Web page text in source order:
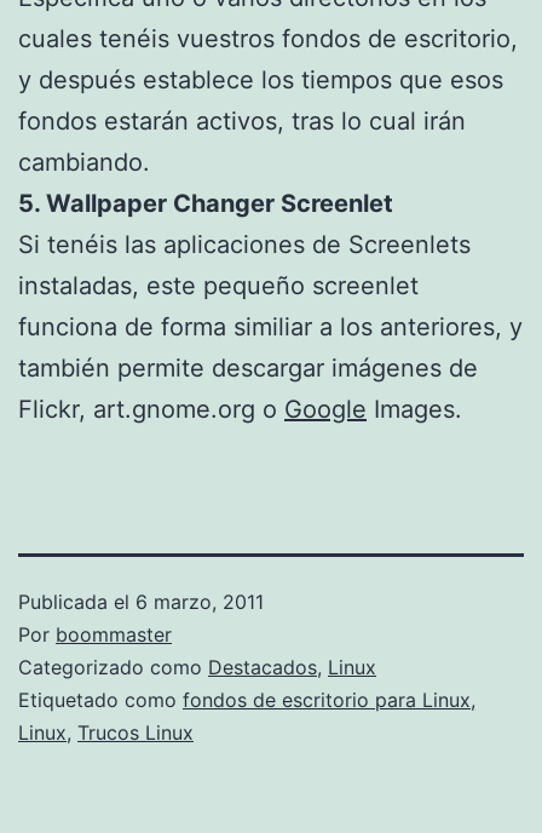
cuales tenéis vuestros fondos de escritorio,
y después establece los tiempos que esos
fondos estarán activos, tras lo cual irán
cambiando.
5. Wallpaper Changer Screenlet
Si tenéis las aplicaciones de Screenlets
instaladas, este pequeño screenlet
funciona de forma similiar a los anteriores, y
también permite descargar imágenes de
Flickr, art.gnome.org o Google Images.
Publicada el 6 marzo, 2011
Por boommaster
Categorizado como Destacados, Linux
Etiquetado como fondos de escritorio para Linux,
Linux, Trucos Linux